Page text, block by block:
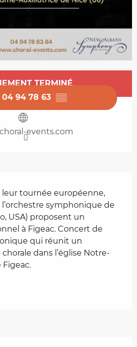
TERMINÉ
04 94 78 63 ▒▒
events.com
leur tournée européenne,
l’orchestre symphonique de
USA) proposent un
à Figeac. Concert de
qui réunit un
dans l’église Notre-